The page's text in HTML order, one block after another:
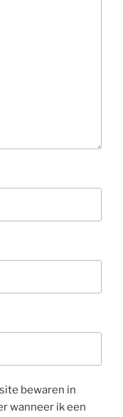
bewaren in
wanneer ik een